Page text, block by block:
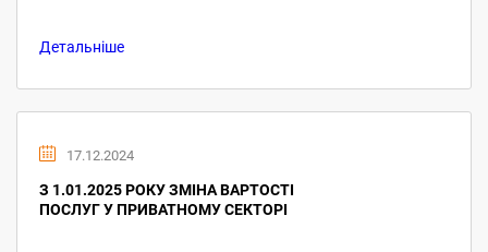
Детальніше
17.12.2024
З 1.01.2025 РОКУ ЗМІНА ВАРТОСТІ
ПОСЛУГ У ПРИВАТНОМУ СЕКТОРІ